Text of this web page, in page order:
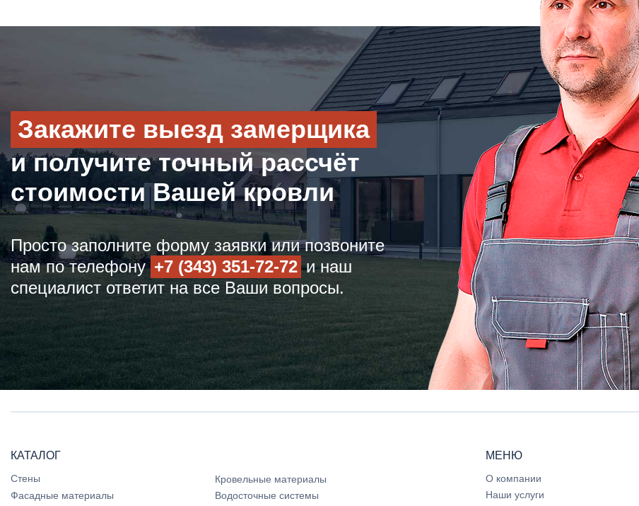
Закажите выезд замерщика
и получите точный рассчёт
стоимости Вашей кровли
Просто заполните форму заявки или позвоните
нам по телефону +7 (343) 351-72-72и наш
специалист ответит на все Ваши вопросы.
КАТАЛОГ
Стены
Кровельные материалы
Фасадные материалы
Водосточные системы
МЕНЮ
О компании
Наши услуги